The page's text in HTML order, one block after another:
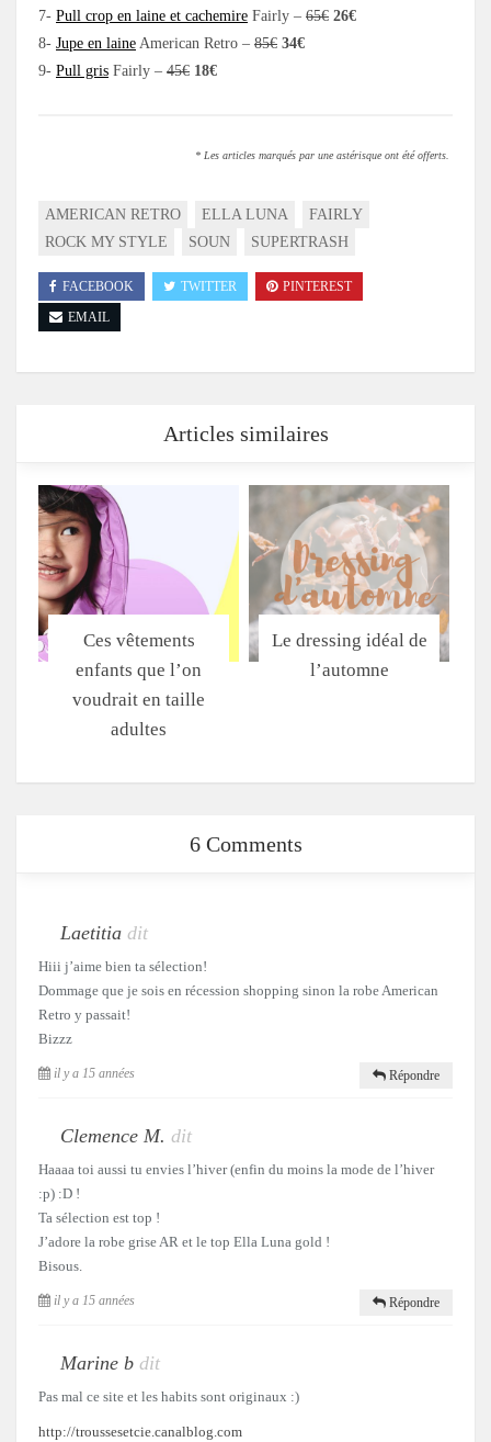
7- Pull crop en laine et cachemire Fairly – 65€ 26€
8- Jupe en laine American Retro – 85€ 34€
9- Pull gris Fairly – 45€ 18€
* Les articles marqués par une astérisque ont été offerts.
AMERICAN RETRO ELLA LUNA
FAIRLY
ROCK MY STYLE
SOUN SUPERTRASH
FACEBOOK TWITTER
PINTEREST
EMAIL
Articles similaires
Ces vêtements
enfants que l’on
voudrait en taille
adultes
Le dressing idéal de
l’automne
6 Comments
Laetitia dit
Hiii j’aime bien ta sélection!
Dommage que je sois en récession shopping sinon la robe American
Retro y passait!
Bizzz
il y a 15 années Répondre
Clemence M. dit
Haaaa toi aussi tu envies l’hiver (enfin du moins la mode de l’hiver
:p) :D !
Ta sélection est top !
J’adore la robe grise AR et le top Ella Luna gold !
Bisous.
il y a 15 années Répondre
Marine b dit
Pas mal ce site et les habits sont originaux :)
http://troussesetcie.canalblog.com